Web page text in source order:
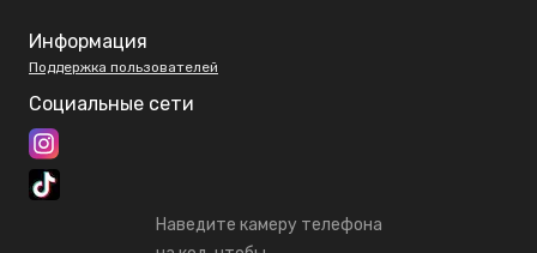
Информация
Поддержка пользователей
Социальные сети
Наведите камеру телефона